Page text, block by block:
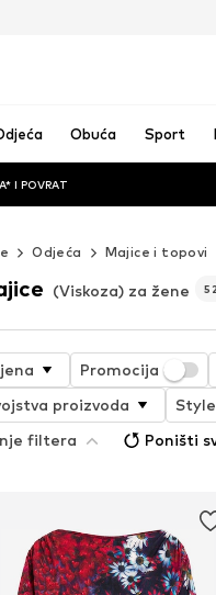
Obuća Sport
I POVRAT
Odjeća Majice i topovi
(Viskoza) za žene
Promocija
proizvoda
Style
filtera
Poništi